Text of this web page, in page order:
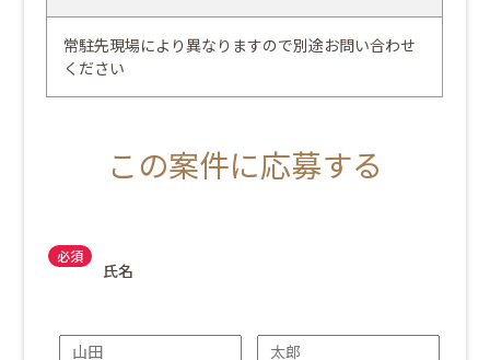
常駐先現場により異なりますので別途お問い合わせ
ください
この案件に応募する
氏名